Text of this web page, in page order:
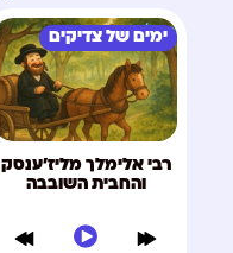
ימים של צדיקים
רבי אלימלך מליז'ענסק
והחבית השובבה